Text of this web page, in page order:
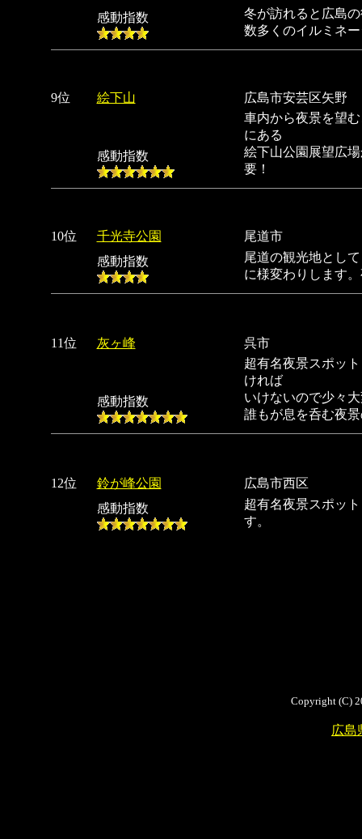
感動指数
冬が訪れると広島
数多くのイルミネ
9位 絵下山 広島市安芸区矢野
感動指数
車内から夜景を望
にある
絵下山公園展望広
要！
10位 千光寺公園
尾道市
感動指数
尾道の観光地とし
に様変わりします
11位 灰ヶ峰 呉市
感動指数
超有名夜景スポッ
ければ
いけないので少々
誰もが息を呑む夜
12位 鈴が峰公園
広島市西区
感動指数
超有名夜景スポッ
す。
Copyright (C)
広島